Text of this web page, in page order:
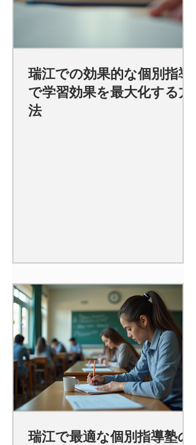
瑞江での効果的な個別指導
で学習効果を最大化する方
法
瑞江で最適な個別指導塾の